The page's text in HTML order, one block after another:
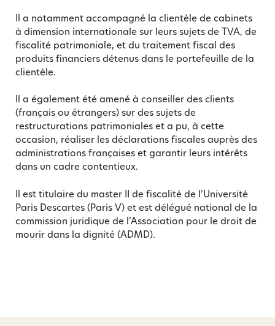
Il a notamment accompagné la clientèle de cabinets
à dimension internationale sur leurs sujets de TVA, de
fiscalité patrimoniale, et du traitement fiscal des
produits financiers détenus dans le portefeuille de la
clientèle.
Il a également été amené à conseiller des clients
(français ou étrangers) sur des sujets de
restructurations patrimoniales et a pu, à cette
occasion, réaliser les déclarations fiscales auprès des
administrations françaises et garantir leurs intérêts
dans un cadre contentieux.
Il est titulaire du master II de fiscalité de l’Université
Paris Descartes (Paris V) et est délégué national de la
commission juridique de l’Association pour le droit de
mourir dans la dignité (ADMD).